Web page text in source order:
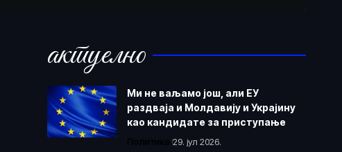
актуелно
Ми не ваљамо још, али ЕУ
раздваја и Молдавију и Украјину
као кандидате за приступање
Политика 29. јул 2026.